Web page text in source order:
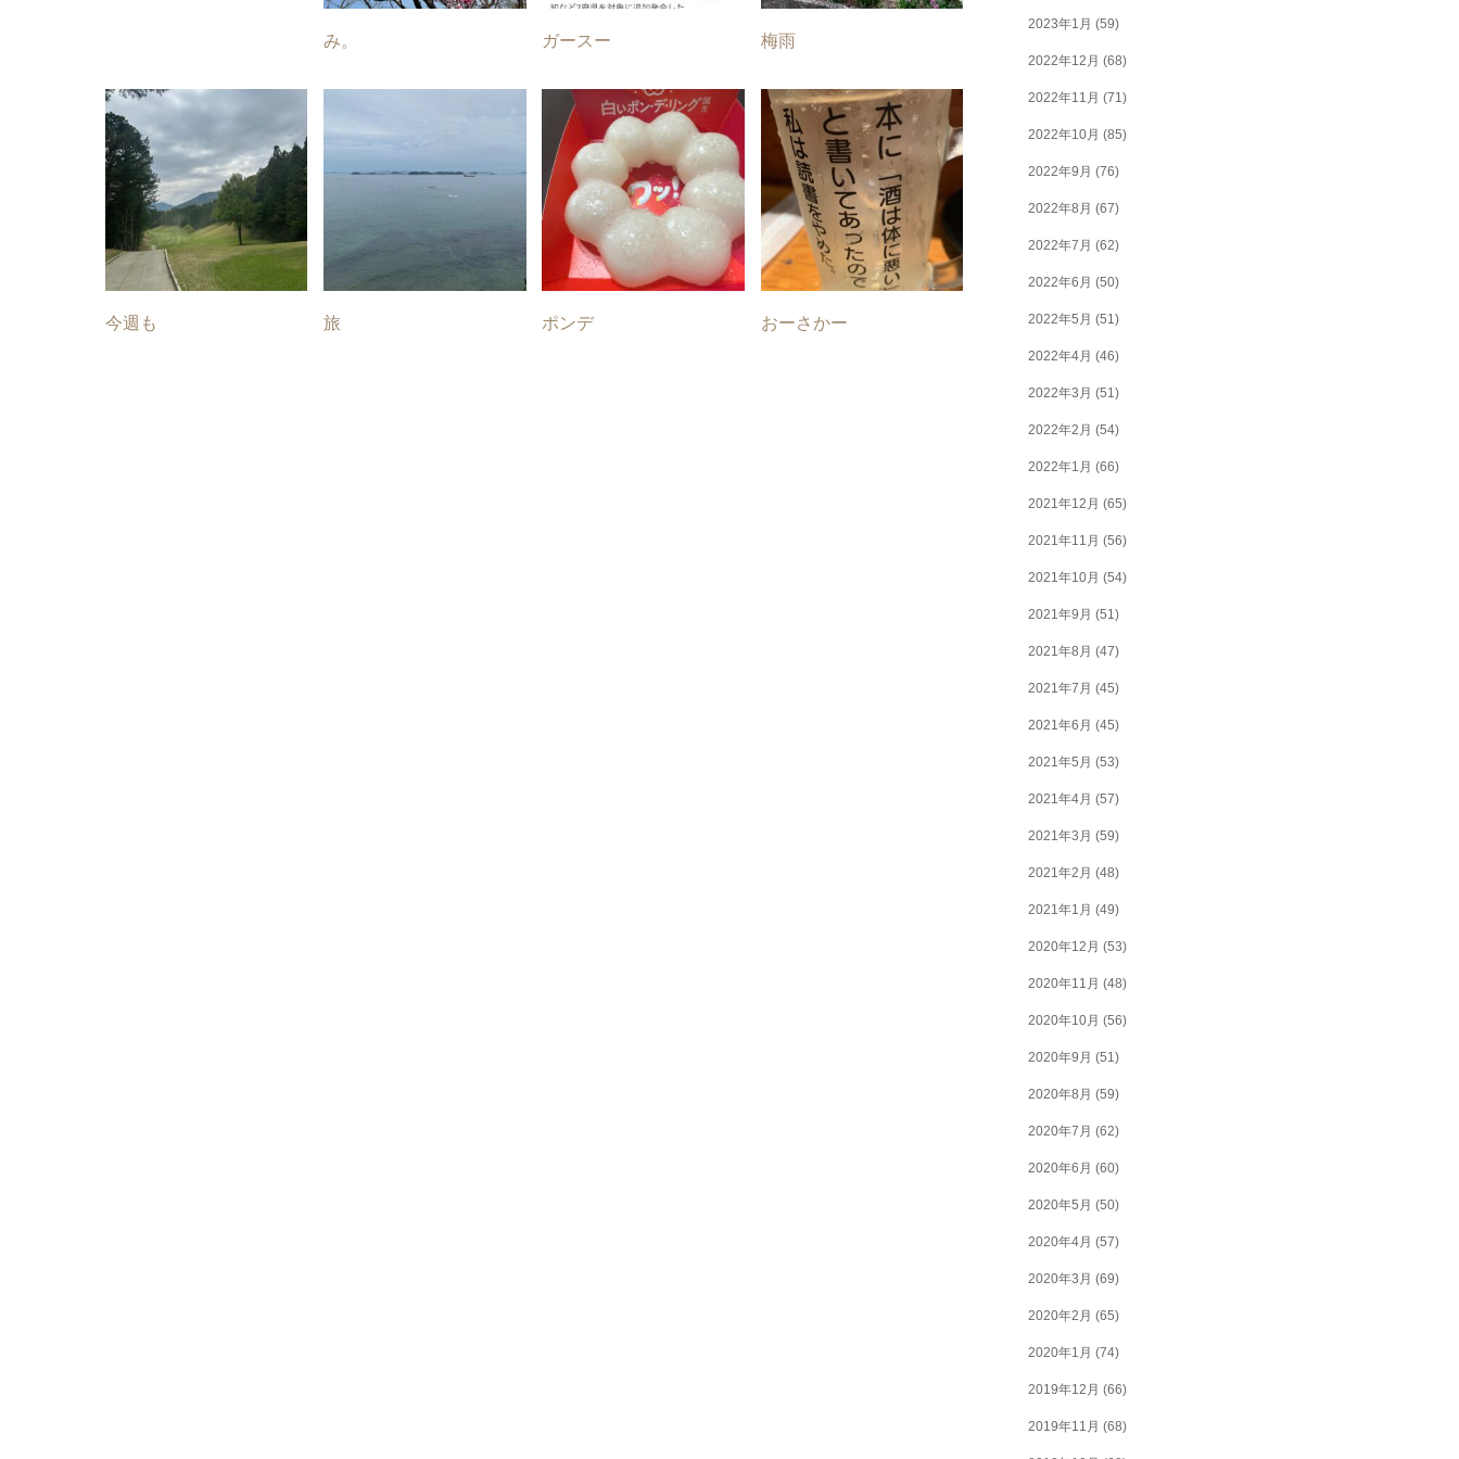
み。 ガースー 梅雨
今週も 旅 ポンデ おーさかー
2023年1月 (59)
2022年12月 (68)
2022年11月 (71)
2022年10月 (85)
2022年9月 (76)
2022年8月 (67)
2022年7月 (62)
2022年6月 (50)
2022年5月 (51)
2022年4月 (46)
2022年3月 (51)
2022年2月 (54)
2022年1月 (66)
2021年12月 (65)
2021年11月 (56)
2021年10月 (54)
2021年9月 (51)
2021年8月 (47)
2021年7月 (45)
2021年6月 (45)
2021年5月 (53)
2021年4月 (57)
2021年3月 (59)
2021年2月 (48)
2021年1月 (49)
2020年12月 (53)
2020年11月 (48)
2020年10月 (56)
2020年9月 (51)
2020年8月 (59)
2020年7月 (62)
2020年6月 (60)
2020年5月 (50)
2020年4月 (57)
2020年3月 (69)
2020年2月 (65)
2020年1月 (74)
2019年12月 (66)
2019年11月 (68)